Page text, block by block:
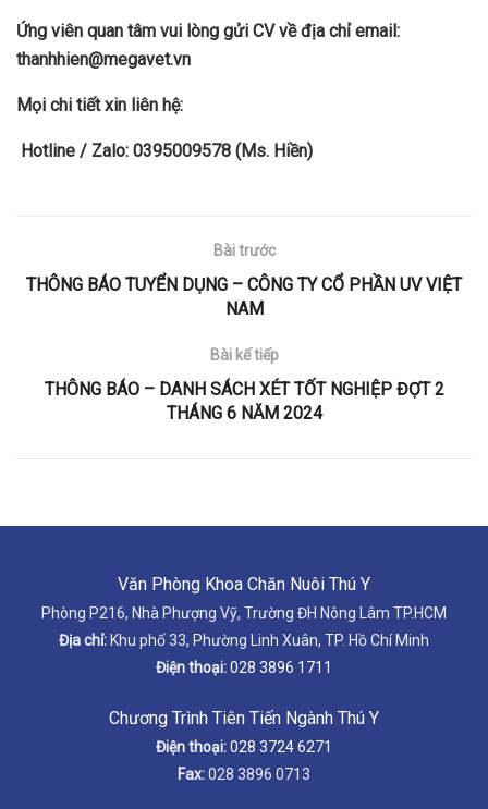
Ứng viên quan tâm vui lòng gửi CV về địa chỉ email:
thanhhien@megavet.vn
Mọi chi tiết xin liên hệ:
Hotline / Zalo: 0395009578 (Ms. Hiền)
Bài trước
THÔNG BÁO TUYỂN DỤNG – CÔNG TY CỔ PHẦN UV VIỆT
NAM
Bài kế tiếp
THÔNG BÁO – DANH SÁCH XÉT TỐT NGHIỆP ĐỢT 2
THÁNG 6 NĂM 2024
Văn Phòng Khoa Chăn Nuôi Thú Y
Phòng P216, Nhà Phượng Vỹ, Trường ĐH Nông Lâm TP.HCM
Địa chỉ: Khu phố 33, Phường Linh Xuân, TP. Hồ Chí Minh
Điện thoại:028 3896 1711
Chương Trình Tiên Tiến Ngành Thú Y
Điện thoại:028 3724 6271
Fax:028 3896 0713